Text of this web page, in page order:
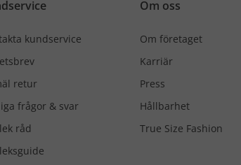
kundservice
retur
frågor & svar
råd
Om oss
Om företaget
Karriär
Press
Hållbarhet
True Size Fashion